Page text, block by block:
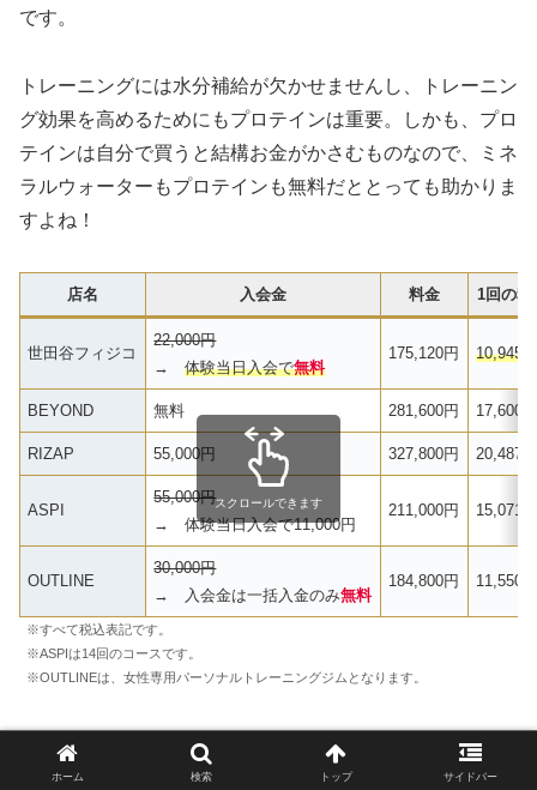
です。
トレーニングには水分補給が欠かせませんし、トレーニン
グ効果を高めるためにもプロテインは重要。しかも、プロ
テインは自分で買うと結構お金がかさむものなので、ミネ
ラルウォーターもプロテインも無料だととっても助かりま
すよね！
店名 入会金 料金 1回の料
世田谷フィジコ
22,000円
→体験当日入会で無料
175,120円 10,945
BEYOND 無料 281,600円 17,600
RIZAP 55,000円 327,800円 20,487
ASPI
55,000円
→ 体験当日入会で11,000円
211,000円 15,071
OUTLINE
30,000円
→ 入会金は一括入金のみ無料
184,800円 11,550
スクロールできます
※すべて税込表記です。
※ASPIは14回のコースです。
※OUTLINEは、女性専用パーソナルトレーニングジムとなります。
なお、世田谷フィジコは、「【月額制】週2回パーソナル
Plan（8回）」を2ヶ月（16回）契約した場合で計算して
ホーム 検索 トップ サイドバー